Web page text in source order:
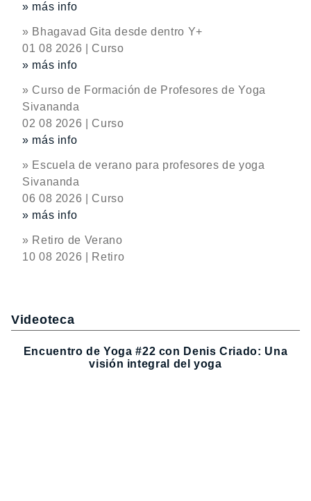
» más info
» Bhagavad Gita desde dentro Y+
01 08 2026 | Curso
» más info
» Curso de Formación de Profesores de Yoga
Sivananda
02 08 2026 | Curso
» más info
» Escuela de verano para profesores de yoga
Sivananda
06 08 2026 | Curso
» más info
» Retiro de Verano
10 08 2026 | Retiro
Videoteca
Encuentro de Yoga #22 con Denis Criado: Una
visión integral del yoga